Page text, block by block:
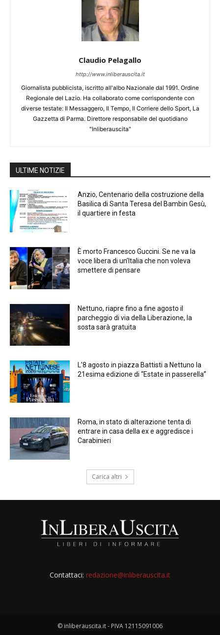
Claudio Pelagallo
http://www.inliberauscita.it
Giornalista pubblicista, iscritto all'albo Nazionale dal 1991. Ordine
Regionale del Lazio. Ha collaborato come corrispondente con
diverse testate: Il Messaggero, Il Tempo, Il Corriere dello Sport, La
Gazzetta di Parma. Direttore responsabile del quotidiano
"Inliberauscita"
ULTIME NOTIZIE
Anzio, Centenario della costruzione della
Basilica di Santa Teresa del Bambin Gesù,
il quartiere in festa
È morto Francesco Guccini. Se ne va la
voce libera di un’Italia che non voleva
smettere di pensare
Nettuno, riapre fino a fine agosto il
parcheggio di via della Liberazione, la
sosta sarà gratuita
L’8 agosto in piazza Battisti a Nettuno la
21esima edizione di “Estate in passerella”
Roma, in stato di alterazione tenta di
entrare in casa della ex e aggredisce i
Carabinieri
Carica altri
Contattaci: redazione@inliberauscita.it
© inliberauscita.it - PIVA 12115091006